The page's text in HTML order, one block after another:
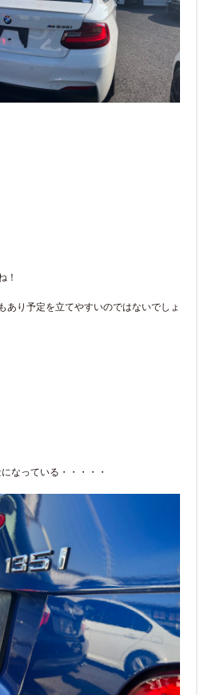
！
あり予定を立てやすいのではないでしょ
なっている・・・・・